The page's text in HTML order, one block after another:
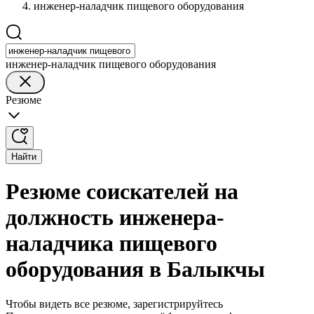
инженер-наладчик пищевого оборудования
инженер-наладчик пищевого оборудования
Резюме
Найти
Резюме соискателей на
должность инженера-
наладчика пищевого
оборудования в Балыкчы
Чтобы видеть все резюме, зарегистрируйтесь